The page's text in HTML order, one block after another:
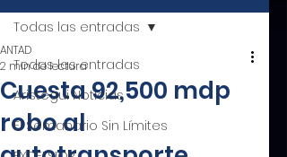
Todas las entradas
Aristegui Noticias
El Semanario Sin Límites
Todas las entradas
Cuesta 92,500 mdp
robo al
ANTAD
2 min de lectura